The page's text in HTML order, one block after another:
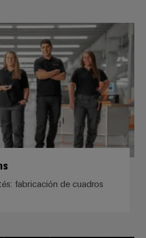
Workplace Solutions
fabricación de cuadros